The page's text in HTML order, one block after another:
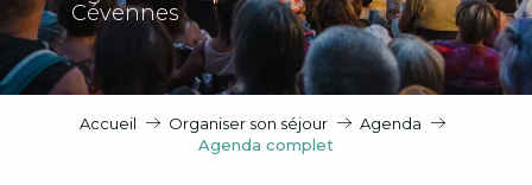
Cévennes
Accueil Organiser son séjour
Agenda
Agenda complet